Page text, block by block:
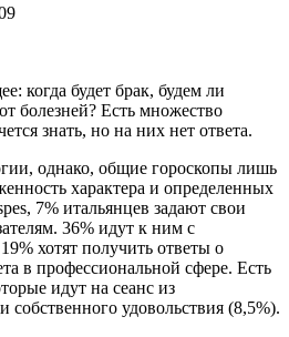
когда будет брак, будем ли
болезней? Есть множество
знать, но на них нет ответа.
однако, общие гороскопы лишь
характера и определенных
7% итальянцев задают свои
36% идут к ним с
хотят получить ответы о
в профессиональной сфере. Есть
идут на сеанс из
удовольствия (8,5%).